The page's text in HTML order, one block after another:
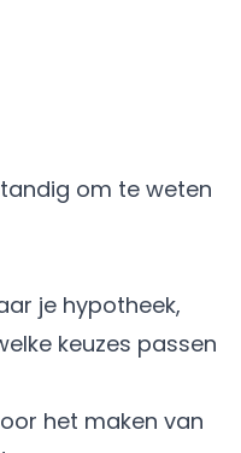
om te weten
je hypotheek,
keuzes passen
het maken van